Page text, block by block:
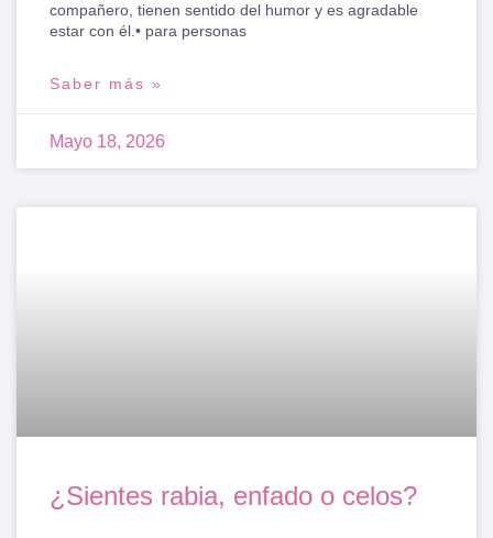
compañero, tienen sentido del humor y es agradable
estar con él.• para personas
Saber más »
Mayo 18, 2026
¿Sientes rabia, enfado o celos?